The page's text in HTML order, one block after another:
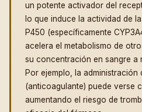
un potente activador del
lo que induce la actividad de
P450 (específicamente
acelera el metabolismo de
su concentración en sangre a
Por ejemplo, la administración
(anticoagulante) puede verse
aumentando el riesgo de